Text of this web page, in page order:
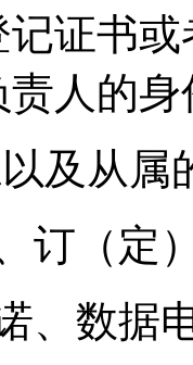
证书
人的
及从属
订（定
、数据